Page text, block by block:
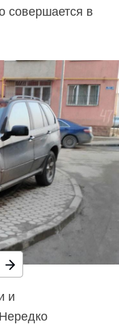
совершается в
и